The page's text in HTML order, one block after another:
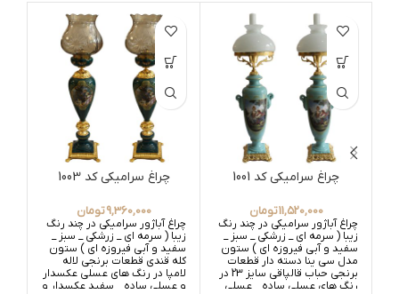
چراغ سرامیکی کد 1001
11,520,000تومان
چراغ آباژور سرامیکی در چند رنگ
زیبا ( سرمه ای _ زرشکی _ سبز _
سفید و آبی فیروزه ای ) ستون
مدل سی ینا دسته دار قطعات
برنجی حباب قالپاقی سایز 23 در
رنگ های عسلی ساده _ عسلی
چراغ سرامیکی کد 1003
9,360,000تومان
چراغ آباژور سرامیکی در چند رنگ
زیبا ( سرمه ای _ زرشکی _ سبز _
سفید و آبی فیروزه ای ) ستون
کله قندی قطعات برنجی لاله
لامپا در رنگ های عسلی عکسدار
و عسلی ساده _ سفید عکسدار و